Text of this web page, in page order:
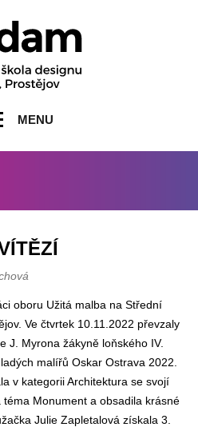
MENU
oboru Užitá malba na Střední
Ve čtvrtek 10.11.2022 převzaly
J. Myrona žákyně loňského IV.
malířů Oskar Ostrava 2022.
v kategorii Architektura se svojí
Monument a obsadila krásné
Julie Zapletalová získala 3.